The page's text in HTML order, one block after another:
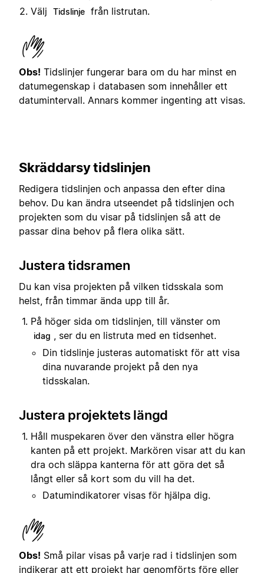
Välj
Tidslinje från listrutan.
Obs! Tidslinjer fungerar bara om du har minst en
datumegenskap i databasen som innehåller ett
datumintervall. Annars kommer ingenting att visas.
Skräddarsy tidslinjen
Redigera tidslinjen och anpassa den efter dina
behov. Du kan ändra utseendet på tidslinjen och
projekten som du visar på tidslinjen så att de
passar dina behov på flera olika sätt.
Justera tidsramen
Du kan visa projekten på vilken tidsskala som
helst, från timmar ända upp till år.
På höger sida om tidslinjen, till vänster om
idag
, ser du en listruta med en tidsenhet.
Din tidslinje justeras automatiskt för att visa
dina nuvarande projekt på den nya
tidsskalan.
Justera projektets längd
Håll muspekaren över den vänstra eller högra
kanten på ett projekt. Markören visar att du kan
dra och släppa kanterna för att göra det så
långt eller så kort som du vill ha det.
Datumindikatorer visas för hjälpa dig.
Obs! Små pilar visas på varje rad i tidslinjen som
indikerar att ett projekt har genomförts före eller